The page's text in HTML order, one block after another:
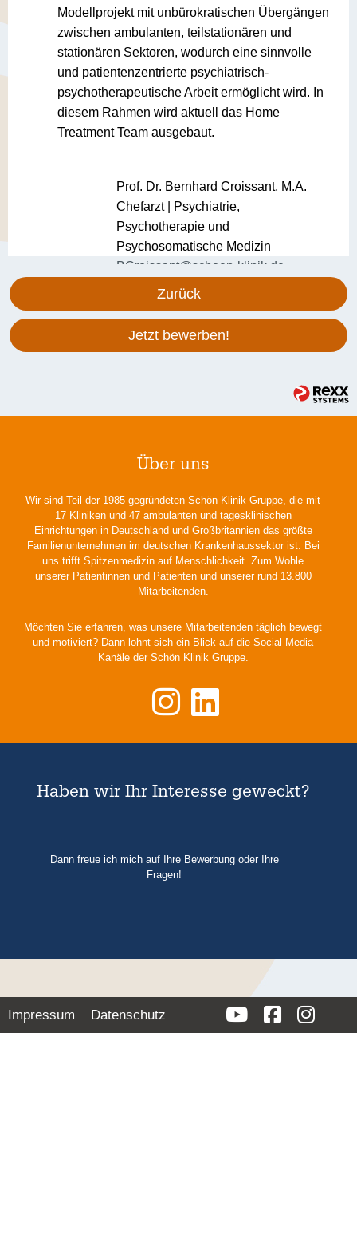
Modellprojekt mit unbürokratischen Übergängen
zwischen ambulanten, teilstationären und
stationären Sektoren, wodurch eine sinnvolle
und patientenzentrierte psychiatrisch-
psychotherapeutische Arbeit ermöglicht wird. In
diesem Rahmen wird aktuell das Home
Treatment Team ausgebaut.
Prof. Dr. Bernhard Croissant, M.A.
Chefarzt | Psychiatrie,
Psychotherapie und
Psychosomatische Medizin
BCroissant@schoen-klinik.de
Zurück
Jetzt bewerben!
Über uns
Wir sind Teil der 1985 gegründeten Schön Klinik Gruppe, die mit
17 Kliniken und 47 ambulanten und tagesklinischen
Einrichtungen in Deutschland und Großbritannien das größte
Familienunternehmen im deutschen Krankenhaussektor ist. Bei
uns trifft Spitzenmedizin auf Menschlichkeit. Zum Wohle
unserer Patientinnen und Patienten und unserer rund 13.800
Mitarbeitenden.
Möchten Sie erfahren, was unsere Mitarbeitenden täglich bewegt
und motiviert? Dann lohnt sich ein Blick auf die Social Media
Kanäle der Schön Klinik Gruppe.
Haben wir Ihr Interesse geweckt?
Dann freue ich mich auf Ihre Bewerbung oder Ihre
Fragen!
Impressum Datenschutz